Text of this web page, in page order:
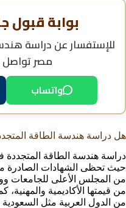
بوابة قبول
للإستفسار عندراسة
مصرتواصل
واتساب
هل دراسة هندسة الطاقة
دراسة هندسة الطاقة المتجددة
حيث تحظى الشهادات الصادرة
من المجلس الأعلى للجامعات
من قيمتها الأكاديمية والمهنية،
من الدول العربية مثل السعودية